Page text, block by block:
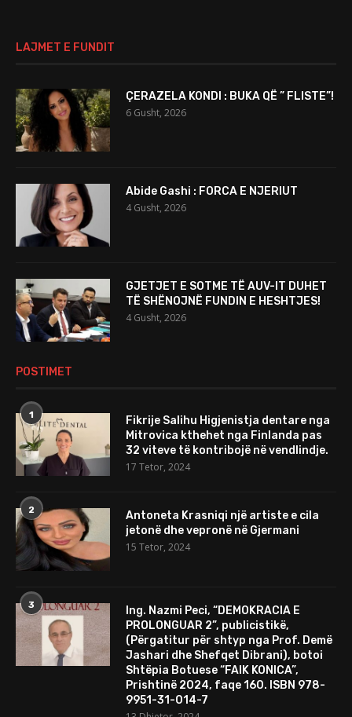
LAJMET E FUNDIT
ÇERAZELA KONDI : BUKA QË ” FLISTE”!
6 Gusht, 2026
Abide Gashi : FORCA E NJERIUT
4 Gusht, 2026
GJETJET E SOTME TË AUV-IT DUHET
TË SHËNOJNË FUNDIN E HESHTJES!
4 Gusht, 2026
POSTIMET
1
Fikrije Salihu Higjenistja dentare nga
Mitrovica kthehet nga Finlanda pas
32 viteve të kontribojë në vendlindje.
17 Tetor, 2024
2
Antoneta Krasniqi një artiste e cila
jetonë dhe vepronë në Gjermani
15 Tetor, 2024
3
Ing. Nazmi Peci, “DEMOKRACIA E
PROLONGUAR 2”, publicistikë,
(Përgatitur për shtyp nga Prof. Demë
Jashari dhe Shefqet Dibrani), botoi
Shtëpia Botuese “FAIK KONICA”,
Prishtinë 2024, faqe 160. ISBN 978-
9951-31-014-7